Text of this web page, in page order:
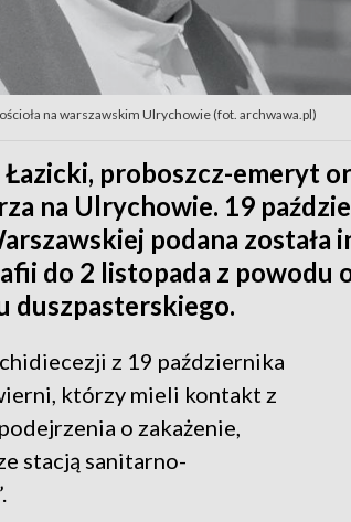
na warszawskim Ulrychowie (fot. archwawa.pl)
Łazicki, proboszcz-emeryt
na Ulrychowie. 19
podana została
do 2 listopada z powodu
duszpasterskiego.
z 19 października
którzy mieli kontakt z
o zakażenie,
stacją sanitarno-